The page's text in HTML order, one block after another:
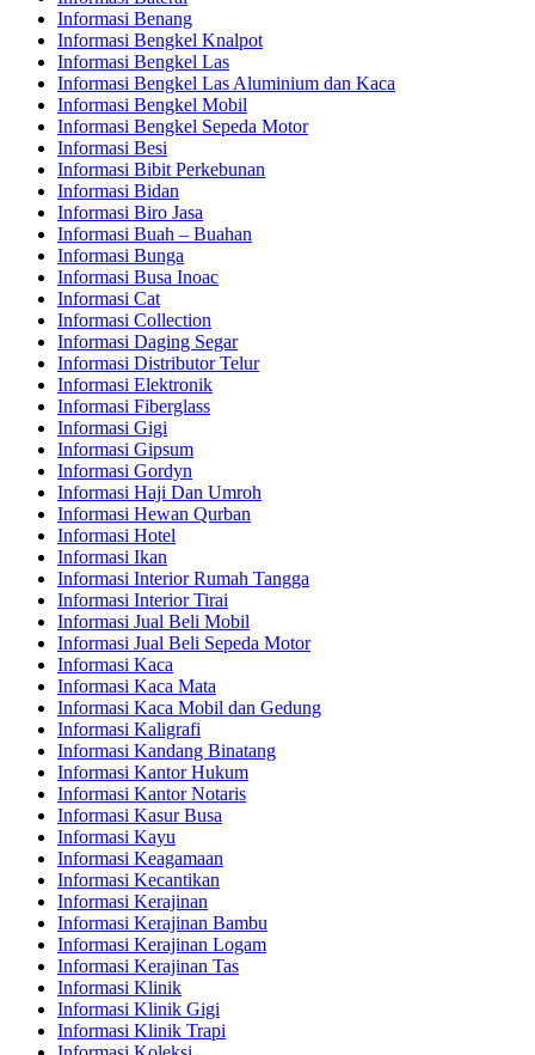
Informasi Benang
Informasi Bengkel Knalpot
Informasi Bengkel Las
Informasi Bengkel Las Aluminium dan Kaca
Informasi Bengkel Mobil
Informasi Bengkel Sepeda Motor
Informasi Besi
Informasi Bibit Perkebunan
Informasi Bidan
Informasi Biro Jasa
Informasi Buah – Buahan
Informasi Bunga
Informasi Busa Inoac
Informasi Cat
Informasi Collection
Informasi Daging Segar
Informasi Distributor Telur
Informasi Elektronik
Informasi Fiberglass
Informasi Gigi
Informasi Gipsum
Informasi Gordyn
Informasi Haji Dan Umroh
Informasi Hewan Qurban
Informasi Hotel
Informasi Ikan
Informasi Interior Rumah Tangga
Informasi Interior Tirai
Informasi Jual Beli Mobil
Informasi Jual Beli Sepeda Motor
Informasi Kaca
Informasi Kaca Mata
Informasi Kaca Mobil dan Gedung
Informasi Kaligrafi
Informasi Kandang Binatang
Informasi Kantor Hukum
Informasi Kantor Notaris
Informasi Kasur Busa
Informasi Kayu
Informasi Keagamaan
Informasi Kecantikan
Informasi Kerajinan
Informasi Kerajinan Bambu
Informasi Kerajinan Logam
Informasi Kerajinan Tas
Informasi Klinik
Informasi Klinik Gigi
Informasi Klinik Trapi